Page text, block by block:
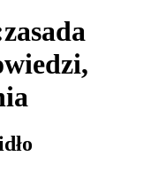
zasada